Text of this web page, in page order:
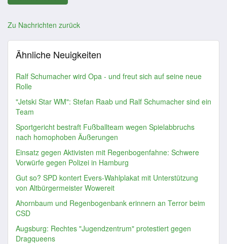
Zu Nachrichten zurück
Ähnliche Neuigkeiten
Ralf Schumacher wird Opa - und freut sich auf seine neue
Rolle
"Jetski Star WM": Stefan Raab und Ralf Schumacher sind ein
Team
Sportgericht bestraft Fußballteam wegen Spielabbruchs
nach homophoben Äußerungen
Einsatz gegen Aktivisten mit Regenbogenfahne: Schwere
Vorwürfe gegen Polizei in Hamburg
Gut so? SPD kontert Evers-Wahlplakat mit Unterstützung
von Altbürgermeister Wowereit
Ahornbaum und Regenbogenbank erinnern an Terror beim
CSD
Augsburg: Rechtes "Jugendzentrum" protestiert gegen
Dragqueens